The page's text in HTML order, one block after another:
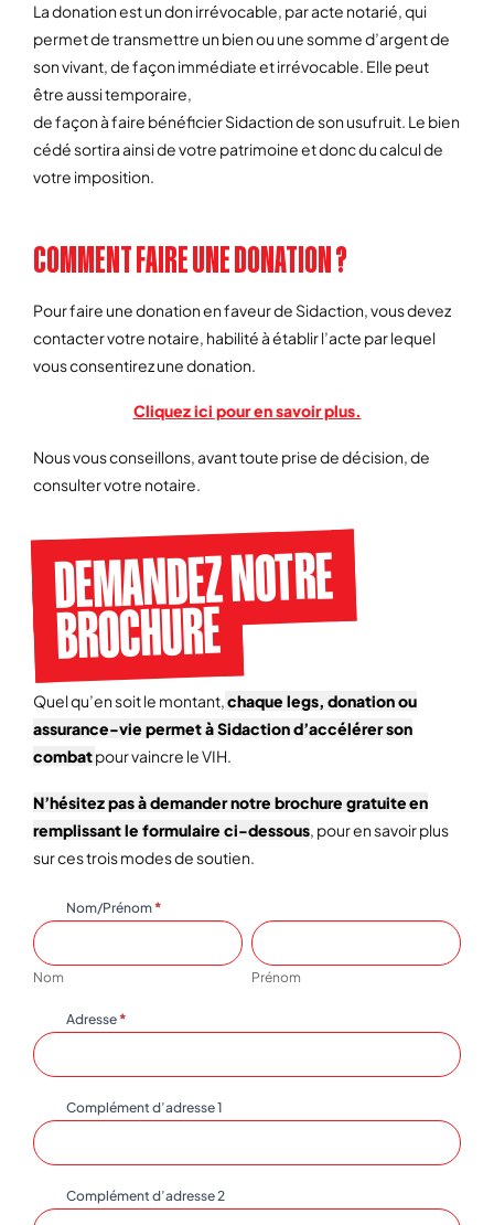
La donation est un don irrévocable, par acte notarié, qui
permet de transmettre un bien ou une somme d’argent de
son vivant, de façon immédiate et irrévocable. Elle peut
être aussi temporaire,
de façon à faire bénéficier Sidaction de son usufruit. Le bien
cédé sortira ainsi de votre patrimoine et donc du calcul de
votre imposition.
COMMENT FAIRE UNE DONATION ?
Pour faire une donation en faveur de Sidaction, vous devez
contacter votre notaire, habilité à établir l’acte par lequel
vous consentirez une donation.
Cliquez ici pour en savoir plus.
Nous vous conseillons, avant toute prise de décision, de
consulter votre notaire.
DEMANDEZ NOTRE
BROCHURE
Quel qu’en soit le montant,chaque legs, donation ou
assurance-vie permet à Sidaction d’accélérer son
combatpour vaincre le VIH.
N’hésitez pas à demander notre brochure gratuiteen
remplissant le formulaire ci-dessous, pour en savoir plus
sur ces trois modes de soutien.
–
Demande
brochure
Nom/Prénom*
Nom
Nom
Prénom
Prénom
Adresse*
Complément d’adresse 1
Complément d’adresse 2
you
are
leave
this
field
blank.